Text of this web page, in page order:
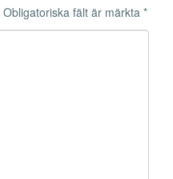
Obligatoriska fält är märkta *